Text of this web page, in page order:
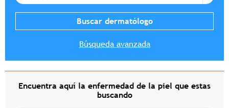
Búsqueda avanzada
Encuentra aquí la enfermedad de la piel que estas
buscando